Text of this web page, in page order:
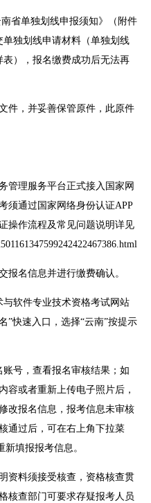
省单独划线申报须知》（附件
独划线申请材料（单独划线
表），报名缴费成功后无法再
件，并妥善保管原件，此原件
管理服务平台正式接入国家网
须通过国家网络身份认证APP
操作流程及常见问题说明详见
报名信息并进行缴费确认。
软件专业技术资格考试网站
”快速入口，选择“云南”按提示
号，查看报名审核结果；如
容或者重新上传电子照片后，
改报名信息，报考信息未审核
通过后，可在右上角下拉菜
新填报报考信息。
资料须接受核查，资格核查贯
核查部门可要求存疑报考人员